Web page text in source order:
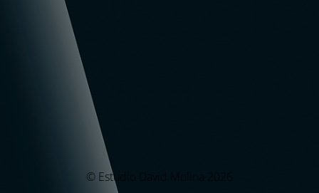
© Estudio David Molina 2026